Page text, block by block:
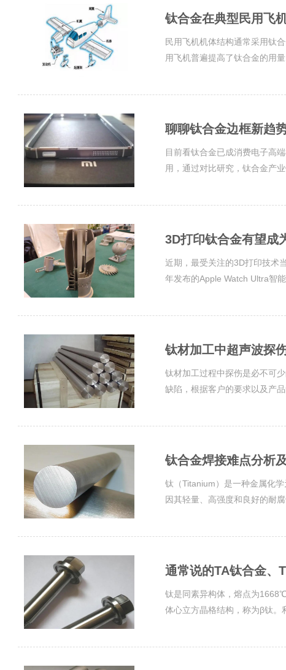
钛合金在典型民用飞
民用飞机机体结构通常采用钛
用飞机普遍提高了钛合金的用
聊聊钛合金边框新趋
目前看钛合金已成消费电子高
用，通过对比研究，钛合金产
3D打印钛合金有望成
近期，最受关注的3D打印技术
年发布的Apple Watch Ultra智
钛材加工中超声波探
钛材加工过程中探伤是必不可
缺陷，根据客户的要求以及产
钛合金焊接难点分析
钛（Titanium）是一种金属化
因其轻量、高强度和良好的耐
通常说的TA钛合金、
钛是同素异构体，熔点为
体心立方晶格结构，称为β钛。